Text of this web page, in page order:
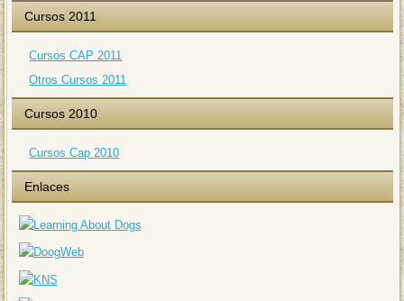
Cursos 2011
Cursos CAP 2011
Otros Cursos 2011
Cursos 2010
Cursos Cap 2010
Enlaces